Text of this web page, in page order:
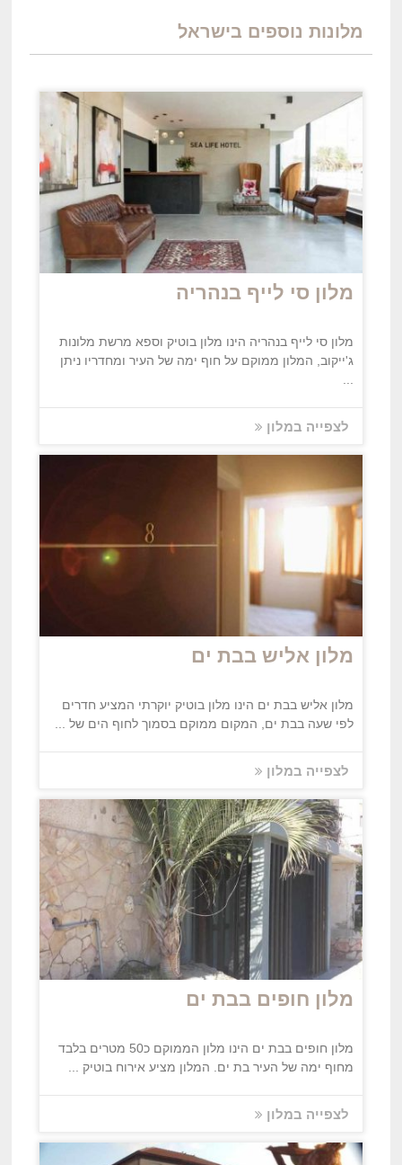
מלונות נוספים בישראל
מלון סי לייף בנהריה
מלון סי לייף בנהריה הינו מלון בוטיק וספא מרשת מלונות
ג'ייקוב, המלון ממוקם על חוף ימה של העיר ומחדריו ניתן
לצפייה במלון
מלון אליש בבת ים
מלון אליש בבת ים הינו מלון בוטיק יוקרתי המציע חדרים
לפי שעה בבת ים, המקום ממוקם בסמוך לחוף הים של ...
לצפייה במלון
מלון חופים בבת ים
מלון חופים בבת ים הינו מלון הממוקם כ50 מטרים בלבד
מחוף ימה של העיר בת ים. המלון מציע אירוח בוטיק ...
לצפייה במלון